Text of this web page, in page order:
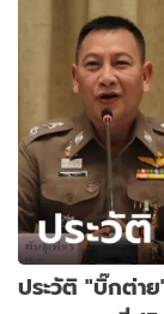
ประวัติ "บิ๊กต่า